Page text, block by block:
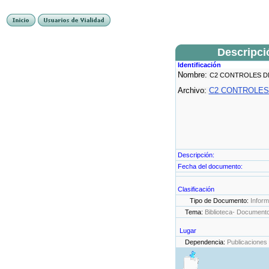
Identificación
Nombre: C2 CONTROLES
Archivo: C2
Descripción:
Fecha del documento:
Clasificación
Tipo de Documento:
Tema: Biblioteca-
Lugar
Dependencia: